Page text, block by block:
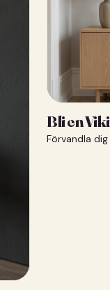
Bli en